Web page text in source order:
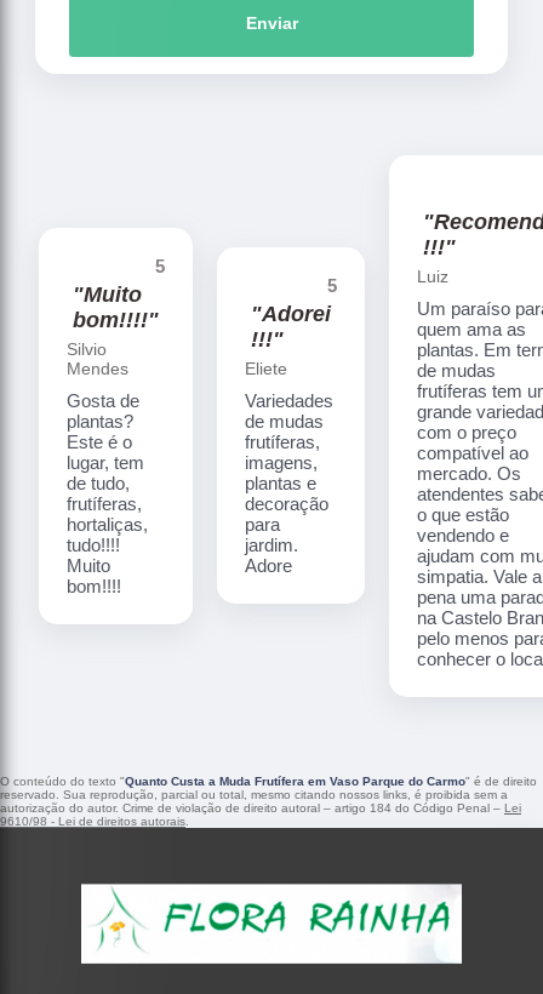
Enviar
5
"Muito
bom!!!!"
Silvio
Mendes
Gosta de
plantas?
Este é o
lugar, tem
de tudo,
frutíferas,
hortaliças,
tudo!!!!
Muito
bom!!!!
5
"Adorei
!!!"
Eliete
Variedades
de mudas
frutíferas,
imagens,
plantas e
decoração
para
jardim.
Adore
!!!"
Luiz
Um paraíso
quem ama as
plantas. Em
de mudas
frutíferas tem
grande
com o preço
compatível ao
mercado. Os
atendentes
o que estão
vendendo e
ajudam com
simpatia. Vale a
pena uma
na Castelo
pelo menos
conhecer o
O conteúdo do texto "Quanto Custa a Muda Frutífera em Vaso Parque do Carmo" é de direito
reservado. Sua reprodução, parcial ou total, mesmo citando nossos links, é proibida sem a
autorização do autor. Crime de violação de direito autoral – artigo 184 do Código Penal – Lei
9610/98 - Lei de direitos autorais